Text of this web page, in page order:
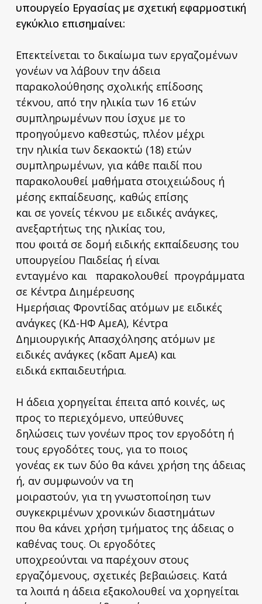
υπουργείο Εργασίας με σχετική εφαρμοστική
εγκύκλιο επισημαίνει:
Επεκτείνεται το δικαίωμα των εργαζομένων
γονέων να λάβουν την άδεια
παρακολούθησης σχολικής επίδοσης
τέκνου, από την ηλικία των 16 ετών
συμπληρωμένων που ίσχυε με το
προηγούμενο καθεστώς, πλέον μέχρι
την ηλικία των δεκαοκτώ (18) ετών
συμπληρωμένων, για κάθε παιδί που
παρακολουθεί μαθήματα στοιχειώδους ή
μέσης εκπαίδευσης, καθώς επίσης
και σε γονείς τέκνου με ειδικές ανάγκες,
ανεξαρτήτως της ηλικίας του,
που φοιτά σε δομή ειδικής εκπαίδευσης του
υπουργείου Παιδείας ή είναι
ενταγμένο και παρακολουθεί προγράμματα
σε Κέντρα Διημέρευσης
Ημερήσιας Φροντίδας ατόμων με ειδικές
ανάγκες (ΚΔ-ΗΦ ΑμεΑ), Κέντρα
Δημιουργικής Απασχόλησης ατόμων με
ειδικές ανάγκες (κδαπ ΑμεΑ) και
ειδικά εκπαιδευτήρια.
Η άδεια χορηγείται έπειτα από κοινές, ως
προς το περιεχόμενο, υπεύθυνες
δηλώσεις των γονέων προς τον εργοδότη ή
τους εργοδότες τους, για το ποιος
γονέας εκ των δύο θα κάνει χρήση της άδειας
ή, αν συμφωνούν να τη
μοιραστούν, για τη γνωστοποίηση των
συγκεκριμένων χρονικών διαστημάτων
που θα κάνει χρήση τμήματος της άδειας ο
καθένας τους. Οι εργοδότες
υποχρεούνται να παρέχουν στους
εργαζόμενους, σχετικές βεβαιώσεις. Κατά
τα λοιπά η άδεια εξακολουθεί να χορηγείται